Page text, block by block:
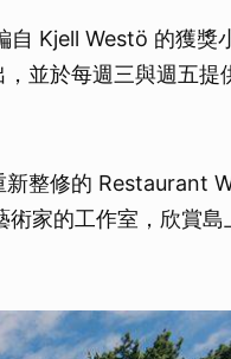
自 Kjell Westö 的獲獎
並於每週三與週五提
新整修的 Restaurant
家的工作室，欣賞島